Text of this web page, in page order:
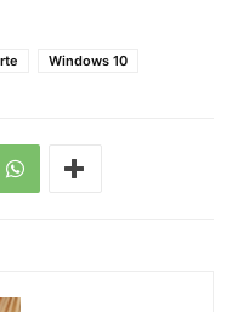
Windows 10